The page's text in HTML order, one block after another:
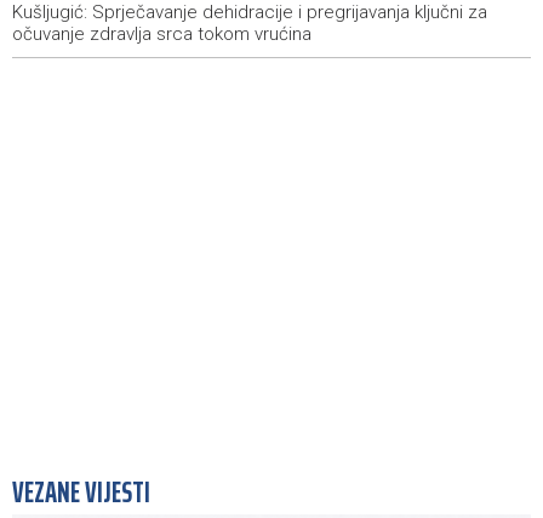
09:28
Kušljugić: Sprječavanje dehidracije i pregrijavanja ključni
za očuvanje zdravlja srca tokom vrućina
Kušljugić: Sprječavanje dehidracije i pregrijavanja ključni za
očuvanje zdravlja srca tokom vrućina
VEZANE VIJESTI